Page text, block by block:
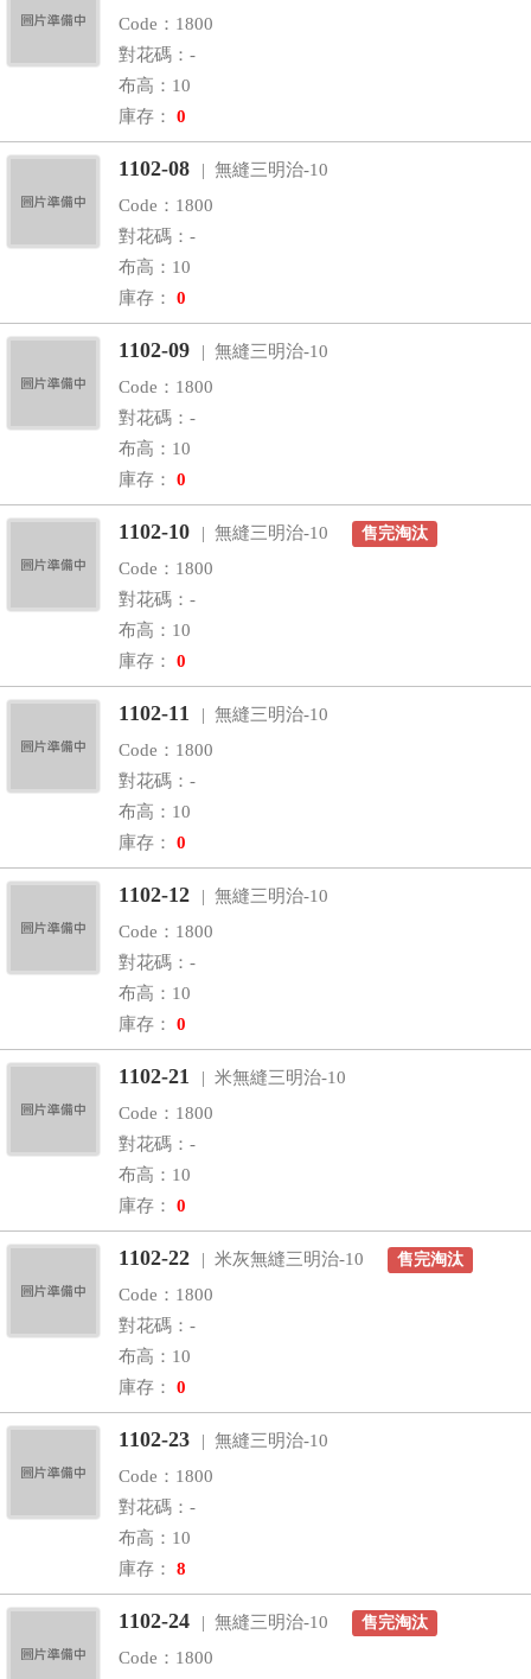
Code：1800
對花碼：-
布高：10
庫存： 0
1102-08
| 無縫三明治-10
Code：1800
對花碼：-
布高：10
庫存： 0
1102-09
| 無縫三明治-10
Code：1800
對花碼：-
布高：10
庫存： 0
1102-10 | 無縫三明治-10 售完淘汰
Code：1800
對花碼：-
布高：10
庫存： 0
1102-11
| 無縫三明治-10
Code：1800
對花碼：-
布高：10
庫存： 0
1102-12
| 無縫三明治-10
Code：1800
對花碼：-
布高：10
庫存： 0
1102-21
| 米無縫三明治-10
Code：1800
對花碼：-
布高：10
庫存： 0
1102-22 | 米灰無縫三明治-10 售完淘汰
Code：1800
對花碼：-
布高：10
庫存： 0
1102-23
| 無縫三明治-10
Code：1800
對花碼：-
布高：10
庫存： 8
1102-24 | 無縫三明治-10 售完淘汰
Code：1800